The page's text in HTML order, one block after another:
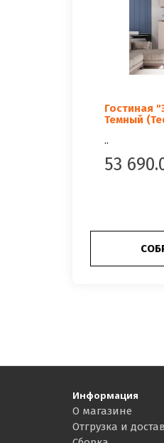
Гостиная
Темный
..
53
Информация
О магазине
Отгрузка и